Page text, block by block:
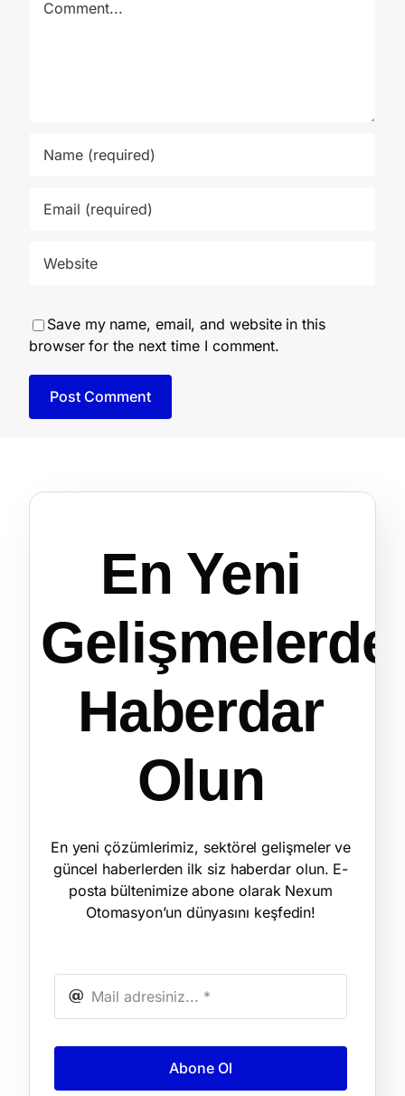
Save my name, email, and website in this
browser for the next time I comment.
En Yeni
Haberdar
Olun
En yeni çözümlerimiz, sektörel gelişmeler ve
güncel haberlerden ilk siz haberdar olun. E-
posta bültenimize abone olarak Nexum
Otomasyon’un dünyasını keşfedin!
Abone Ol